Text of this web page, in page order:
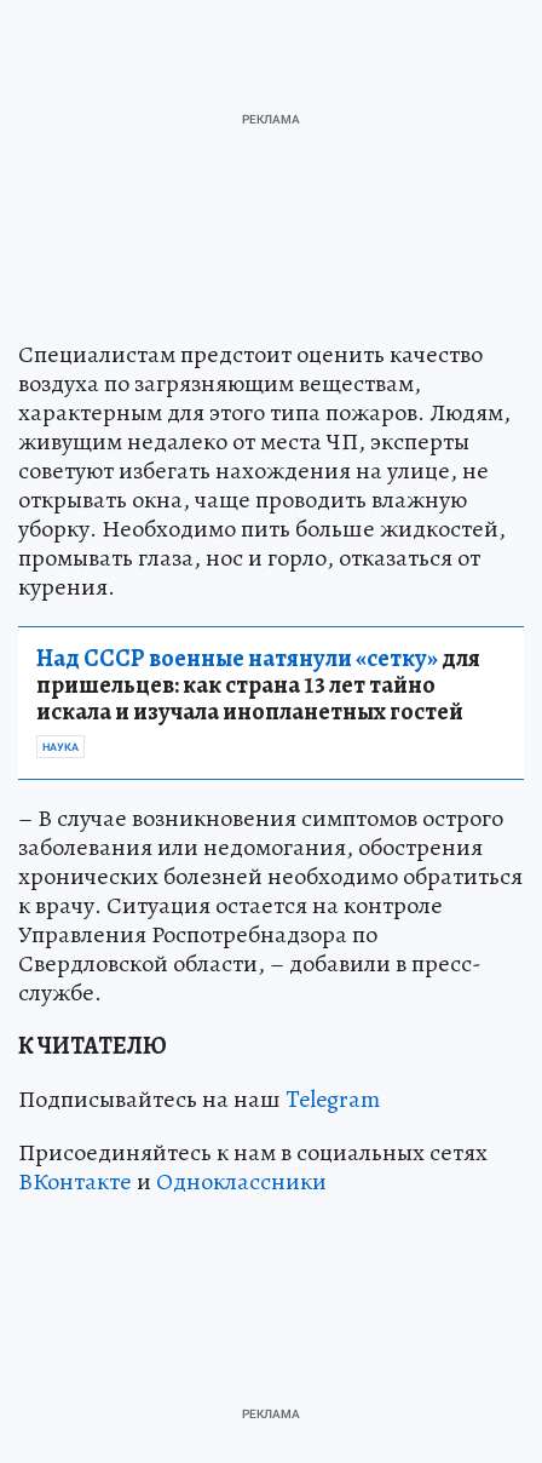
Специалистам предстоит оценить качество
воздуха по загрязняющим веществам,
характерным для этого типа пожаров. Людям,
живущим недалеко от места ЧП, эксперты
советуют избегать нахождения на улице, не
открывать окна, чаще проводить влажную
уборку. Необходимо пить больше жидкостей,
промывать глаза, нос и горло, отказаться от
курения.
Над СССР военные натянули «сетку»для
пришельцев: как страна 13 лет тайно
искала и изучала инопланетных гостей
НАУКА
– В случае возникновения симптомов острого
заболевания или недомогания, обострения
хронических болезней необходимо обратиться
к врачу. Ситуация остается на контроле
Управления Роспотребнадзора по
Свердловской области, – добавили в пресс-
службе.
К ЧИТАТЕЛЮ
Подписывайтесь на нашTelegram
Присоединяйтесь к нам в социальных сетях
ВКонтактеи Одноклассники